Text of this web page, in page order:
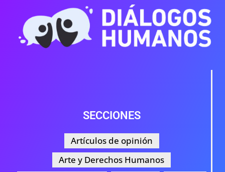
SECCIONES
Artículos de opinión
Arte y Derechos Humanos